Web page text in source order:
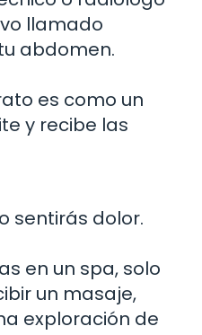
llamado
abdomen.
es como un
y recibe las
sentirás dolor.
en un spa, solo
un masaje,
exploración de